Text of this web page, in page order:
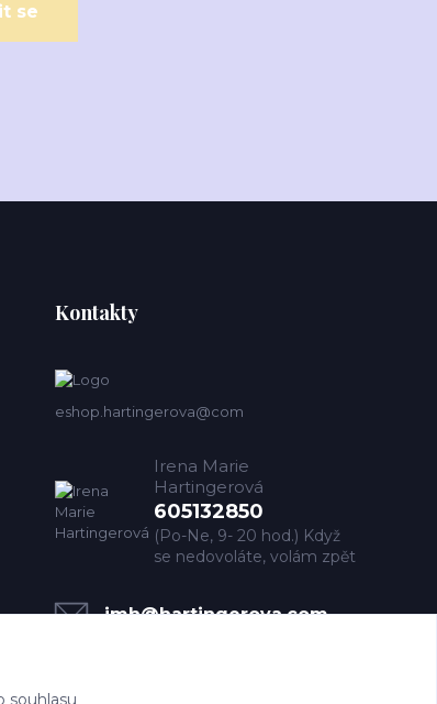
se
Kontakty
eshop.hartingerova@com
Irena Marie
Hartingerová
605132850
(Po-Ne, 9- 20 hod.) Když
se nedovoláte, volám zpět
imh@hartingerova.com
souhlasu